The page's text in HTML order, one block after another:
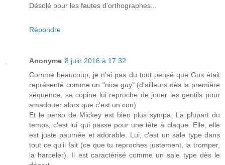
Désolé pour les fautes d'orthographes...
Répondre
Anonyme 8 juin 2016 à 17:32
Comme beaucoup, je n'ai pas du tout pensé que Gus était
représenté comme un "nice guy" (d'ailleurs dès la première
séquence, sa copine lui reproche de jouer les gentils pour
amadouer alors que c'est un con)
Et le perso de Mickey est bien plus sympa. La plupart du
temps, c'est lui qui passe pour une tête à claque. Elle, elle
est juste paumée et adorable. Lui, c'est un sale type dans
tout ce qu'il fait (ce que tu reproches justement, la tromper,
la harceler). Il est caractérisé comme un sale type dès le